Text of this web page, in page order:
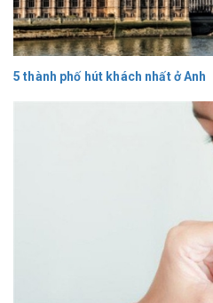
5 thành phố hút khách nhất ở Anh